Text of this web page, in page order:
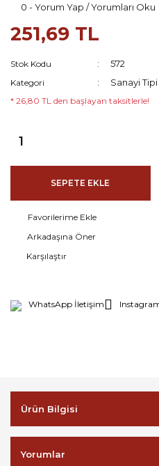
0 - Yorum Yap / Yorumları Oku
251,69 TL
Stok Kodu 572
Kategori Sanayi
* 26,80 TL den başlayan taksitlerle!
SEPETE EKLE
Arkadaşına Öner
Karşılaştır
WhatsApp İletişim
Ürün Bilgisi
Yorumlar